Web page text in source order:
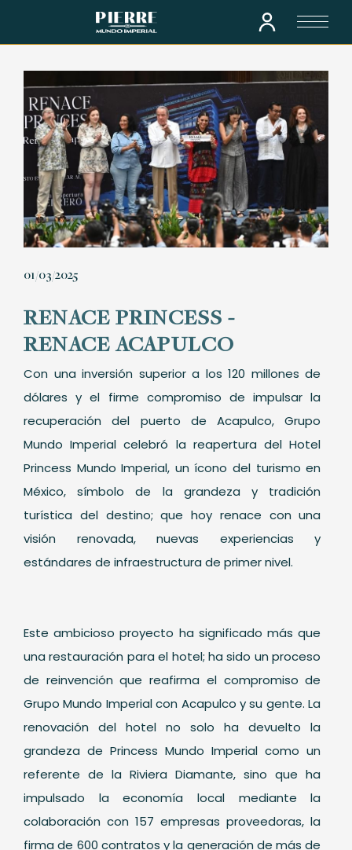
01/03/2025
RENACE PRINCESS -
RENACE ACAPULCO
Con una inversión superior a los 120 millones de
dólares y el firme compromiso de impulsar la
recuperación del puerto de Acapulco, Grupo
Mundo Imperial celebró la reapertura del Hotel
Princess Mundo Imperial, un ícono del turismo en
México, símbolo de la grandeza y tradición
turística del destino; que hoy renace con una
visión renovada, nuevas experiencias y
estándares de infraestructura de primer nivel.
Este ambicioso proyecto ha significado más que
una restauración para el hotel; ha sido un proceso
de reinvención que reafirma el compromiso de
Grupo Mundo Imperial con Acapulco y su gente. La
renovación del hotel no solo ha devuelto la
grandeza de Princess Mundo Imperial como un
referente de la Riviera Diamante, sino que ha
impulsado la economía local mediante la
colaboración con 157 empresas proveedoras, la
firma de 600 contratos y la generación de más de